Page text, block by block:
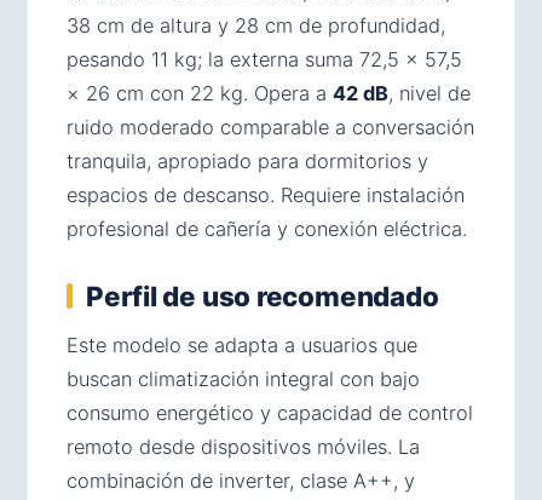
38 cm de altura y 28 cm de profundidad,
pesando 11 kg; la externa suma 72,5 × 57,5
× 26 cm con 22 kg. Opera a 42 dB, nivel de
ruido moderado comparable a conversación
tranquila, apropiado para dormitorios y
espacios de descanso. Requiere instalación
profesional de cañería y conexión eléctrica.
Perfil de uso recomendado
Este modelo se adapta a usuarios que
buscan climatización integral con bajo
consumo energético y capacidad de control
remoto desde dispositivos móviles. La
combinación de inverter, clase A++, y